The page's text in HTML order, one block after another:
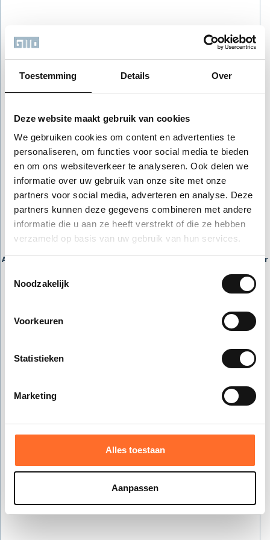
Toestemming Details Over
Deze website maakt gebruik van cookies
We gebruiken cookies om content en advertenties te
personaliseren, om functies voor social media te bieden
en om ons websiteverkeer te analyseren. Ook delen we
informatie over uw gebruik van onze site met onze
partners voor social media, adverteren en analyse. Deze
partners kunnen deze gegevens combineren met andere
informatie die u aan ze heeft verstrekt of die ze hebben
verzameld op basis van uw gebruik van hun services.
Noodzakelijk
Voorkeuren
Statistieken
Marketing
Alles toestaan
Aanpassen
Application error: a client-side exception has occurred (see the browser